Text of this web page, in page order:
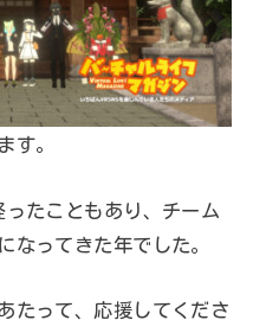
す。
たこともあり、チーム
なってきた年でした。
たって、応援してくださ